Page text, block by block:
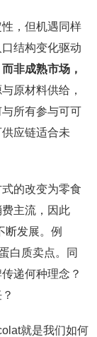
，但机遇同样
结构变化驱动
非成熟市场，
原材料供给，
所有参与可可
应链适合未
式的改变为零食
主流，因此
断发展。例
白质卖点。同
递何种理念？
就是我们如何